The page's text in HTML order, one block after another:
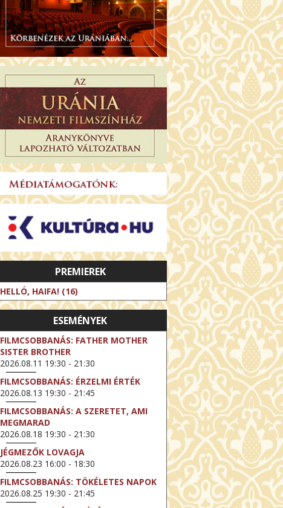
PREMIEREK
HELLÓ, HAIFA! (16)
ESEMÉNYEK
FILMCSOBBANÁS: FATHER MOTHER
SISTER BROTHER
2026.08.11 19:30 - 21:30
FILMCSOBBANÁS: ÉRZELMI ÉRTÉK
2026.08.13 19:30 - 21:45
FILMCSOBBANÁS: A SZERETET, AMI
MEGMARAD
2026.08.18 19:30 - 21:30
JÉGMEZŐK LOVAGJA
2026.08.23 16:00 - 18:30
FILMCSOBBANÁS: TÖKÉLETES NAPOK
2026.08.25 19:30 - 21:45